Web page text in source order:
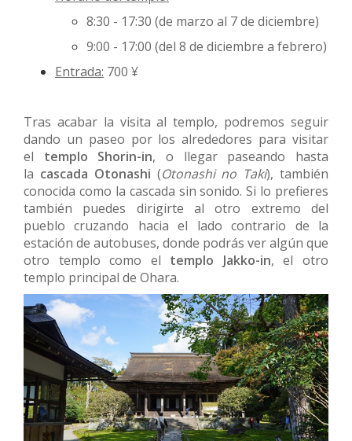
8:30 - 17:30 (de marzo al 7 de diciembre)
9:00 - 17:00 (del 8 de diciembre a febrero)
Entrada: 700 ¥
Tras acabar la visita al templo, podremos seguir
dando un paseo por los alrededores para visitar
el templo Shorin-in, o llegar paseando hasta
la cascada Otonashi (Otonashi no Taki), también
conocida como la cascada sin sonido. Si lo prefieres
también puedes dirigirte al otro extremo del
pueblo cruzando hacia el lado contrario de la
estación de autobuses, donde podrás ver algún que
otro templo como el templo Jakko-in, el otro
templo principal de Ohara.